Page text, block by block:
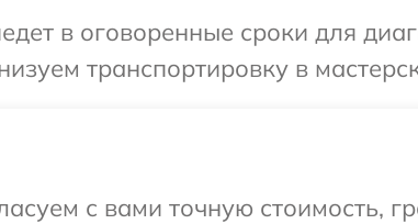
в оговоренные сроки для
транспортировку в
с вами точную стоимость,